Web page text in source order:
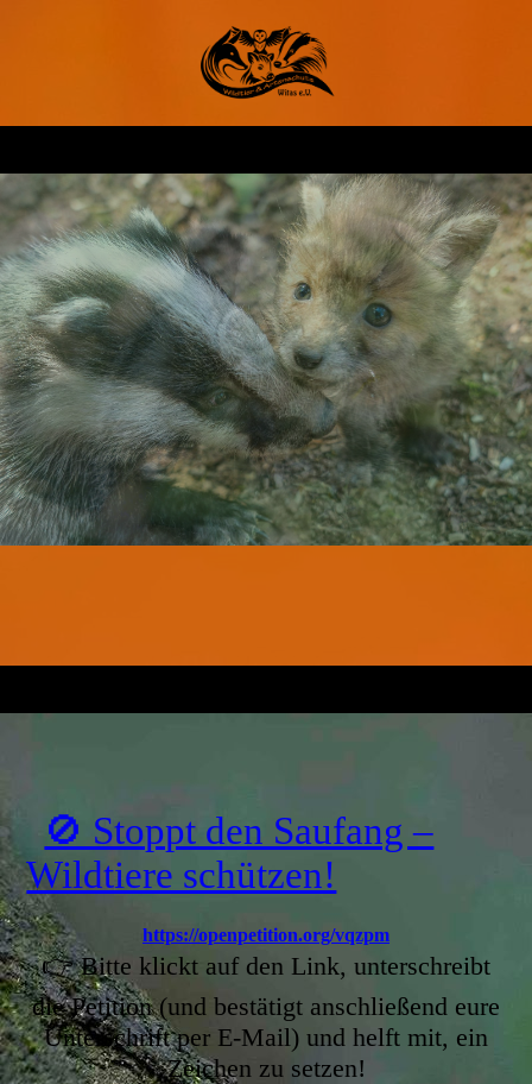
🚫 Stoppt den Saufang –
Wildtiere schützen!
https://openpetition.org/vqzpm
👉 Bitte klickt auf den Link, unterschreibt
die Petition (und bestätigt anschließend eure
Unterschrift per E-Mail) und helft mit, ein
Zeichen zu setzen!